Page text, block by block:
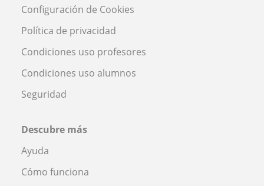
Configuración de Cookies
Política de privacidad
Condiciones uso profesores
Condiciones uso alumnos
Seguridad
Descubre más
Ayuda
Cómo funciona